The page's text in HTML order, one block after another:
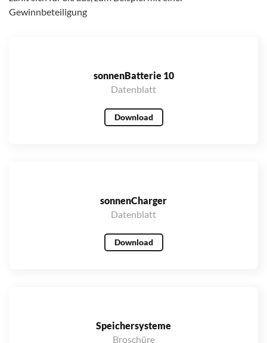
Gewinnbeteiligung
sonnenBatterie 10
Datenblatt
Download
sonnenCharger
Datenblatt
Download
Speicher­systeme
Broschüre